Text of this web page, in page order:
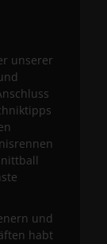
unserer
und
habt